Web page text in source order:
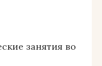
занятия во